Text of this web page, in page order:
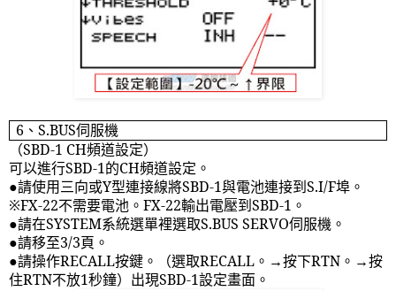
6 、S.BUS伺服機
（SBD-1 CH頻道設定）
可以進行SBD-1的CH頻道設定。
●請使用三向或Y型連接線將SBD-1與電池連接到S.I/F埠。
※FX-22不需要電池。 FX-22輸出電壓到SBD-1 。
●請在SYSTEM系統選單裡選取S.BUS SERVO伺服機。
●請移至3/3頁。
●請操作RECALL按鍵。（選取RECALL 。→按下RTN 。→按
住RTN不放1秒鐘）出現SBD-1設定畫面。